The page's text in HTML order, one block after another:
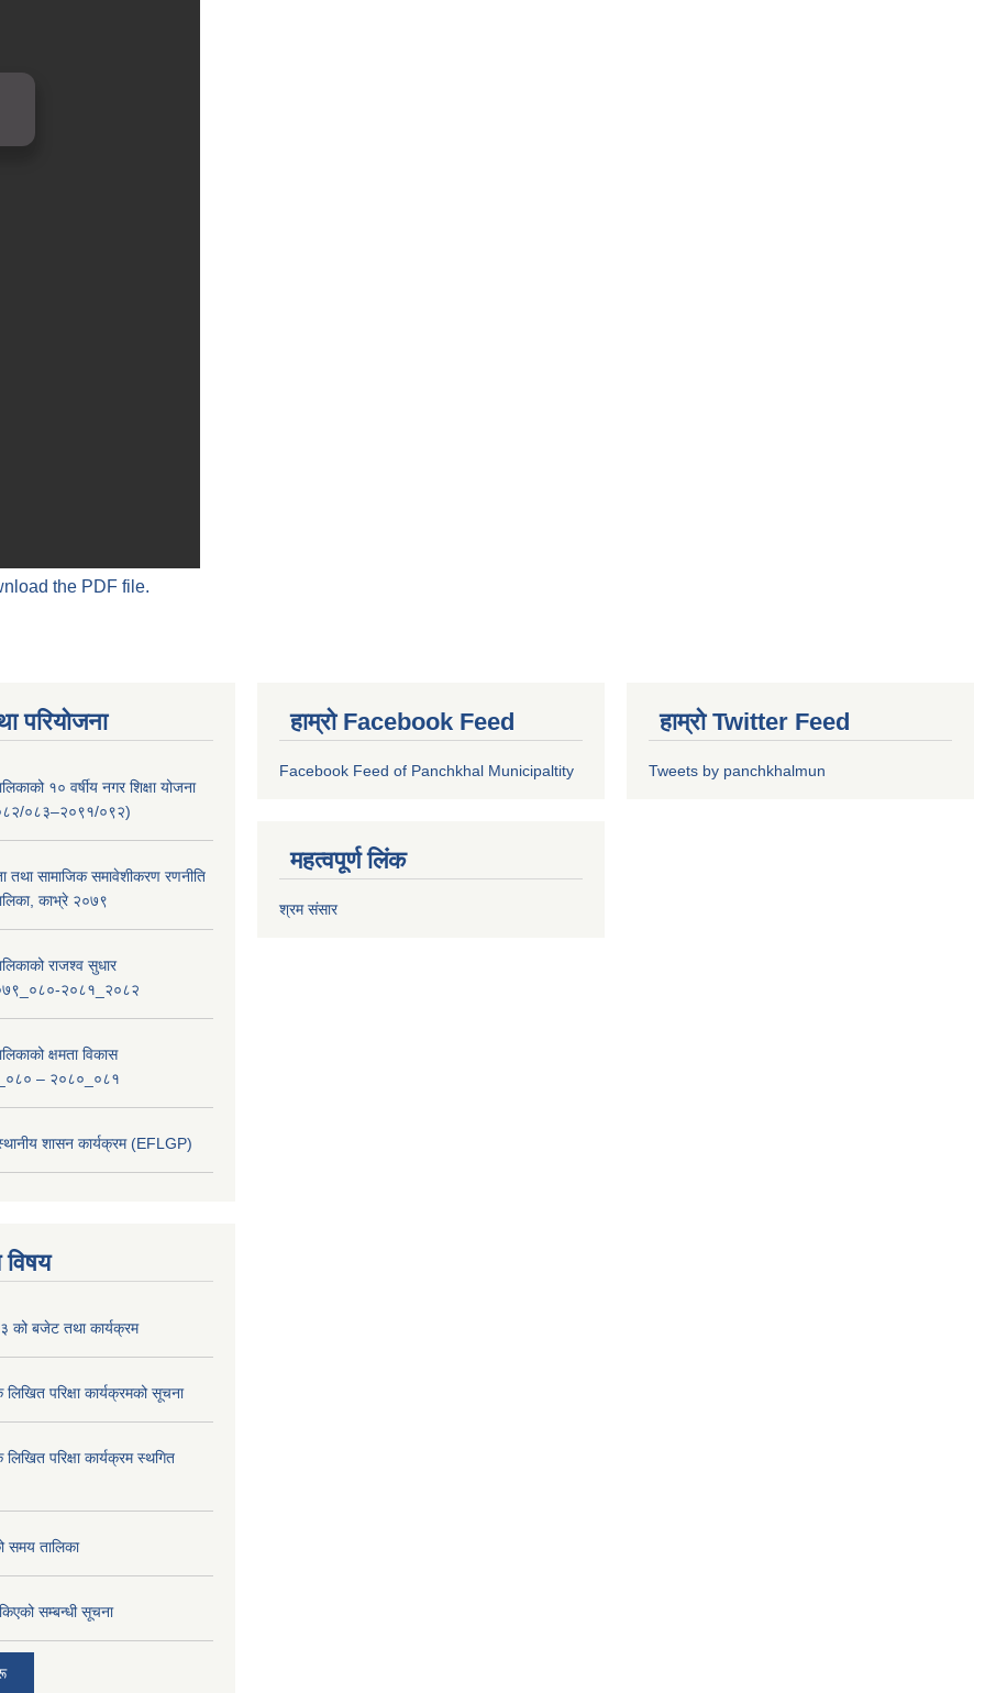
the PDF file.
परियोजना
१० वर्षीय नगर शिक्षा योजना
०८३–२०९१/०९२)
तथा सामाजिक समावेशीकरण रणनीति
काभ्रे २०७९
राजश्व सुधार
२०८१_२०८२
क्षमता विकास
– २०८०_०८१
शासन कार्यक्रम (EFLGP)
बजेट तथा कार्यक्रम
लिखित परिक्षा कार्यक्रमको सूचना
लिखित परिक्षा कार्यक्रम स्थगित
समय तालिका
सम्बन्धी सूचना
हाम्रो Facebook Feed
Facebook Feed of Panchkhal Municipaltity
महत्वपूर्ण लिंक
श्रम संसार
हाम्रो Twitter Feed
Tweets by panchkhalmun